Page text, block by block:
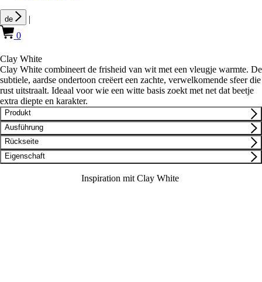
de
|
0
Clay White
Clay White combineert de frisheid van wit met een vleugje warmte. De
subtiele, aardse ondertoon creëert een zachte, verwelkomende sfeer die
rust uitstraalt. Ideaal voor wie een witte basis zoekt met net dat beetje
extra diepte en karakter.
Produkt
Ausführung
Rückseite
Eigenschaft
Inspiration mit Clay White